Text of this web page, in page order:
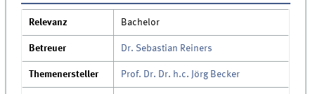
Relevanz Bachelor
Betreuer Dr. Sebastian Reiners
Themenersteller Prof. Dr. Dr. h.c. Jörg Becker